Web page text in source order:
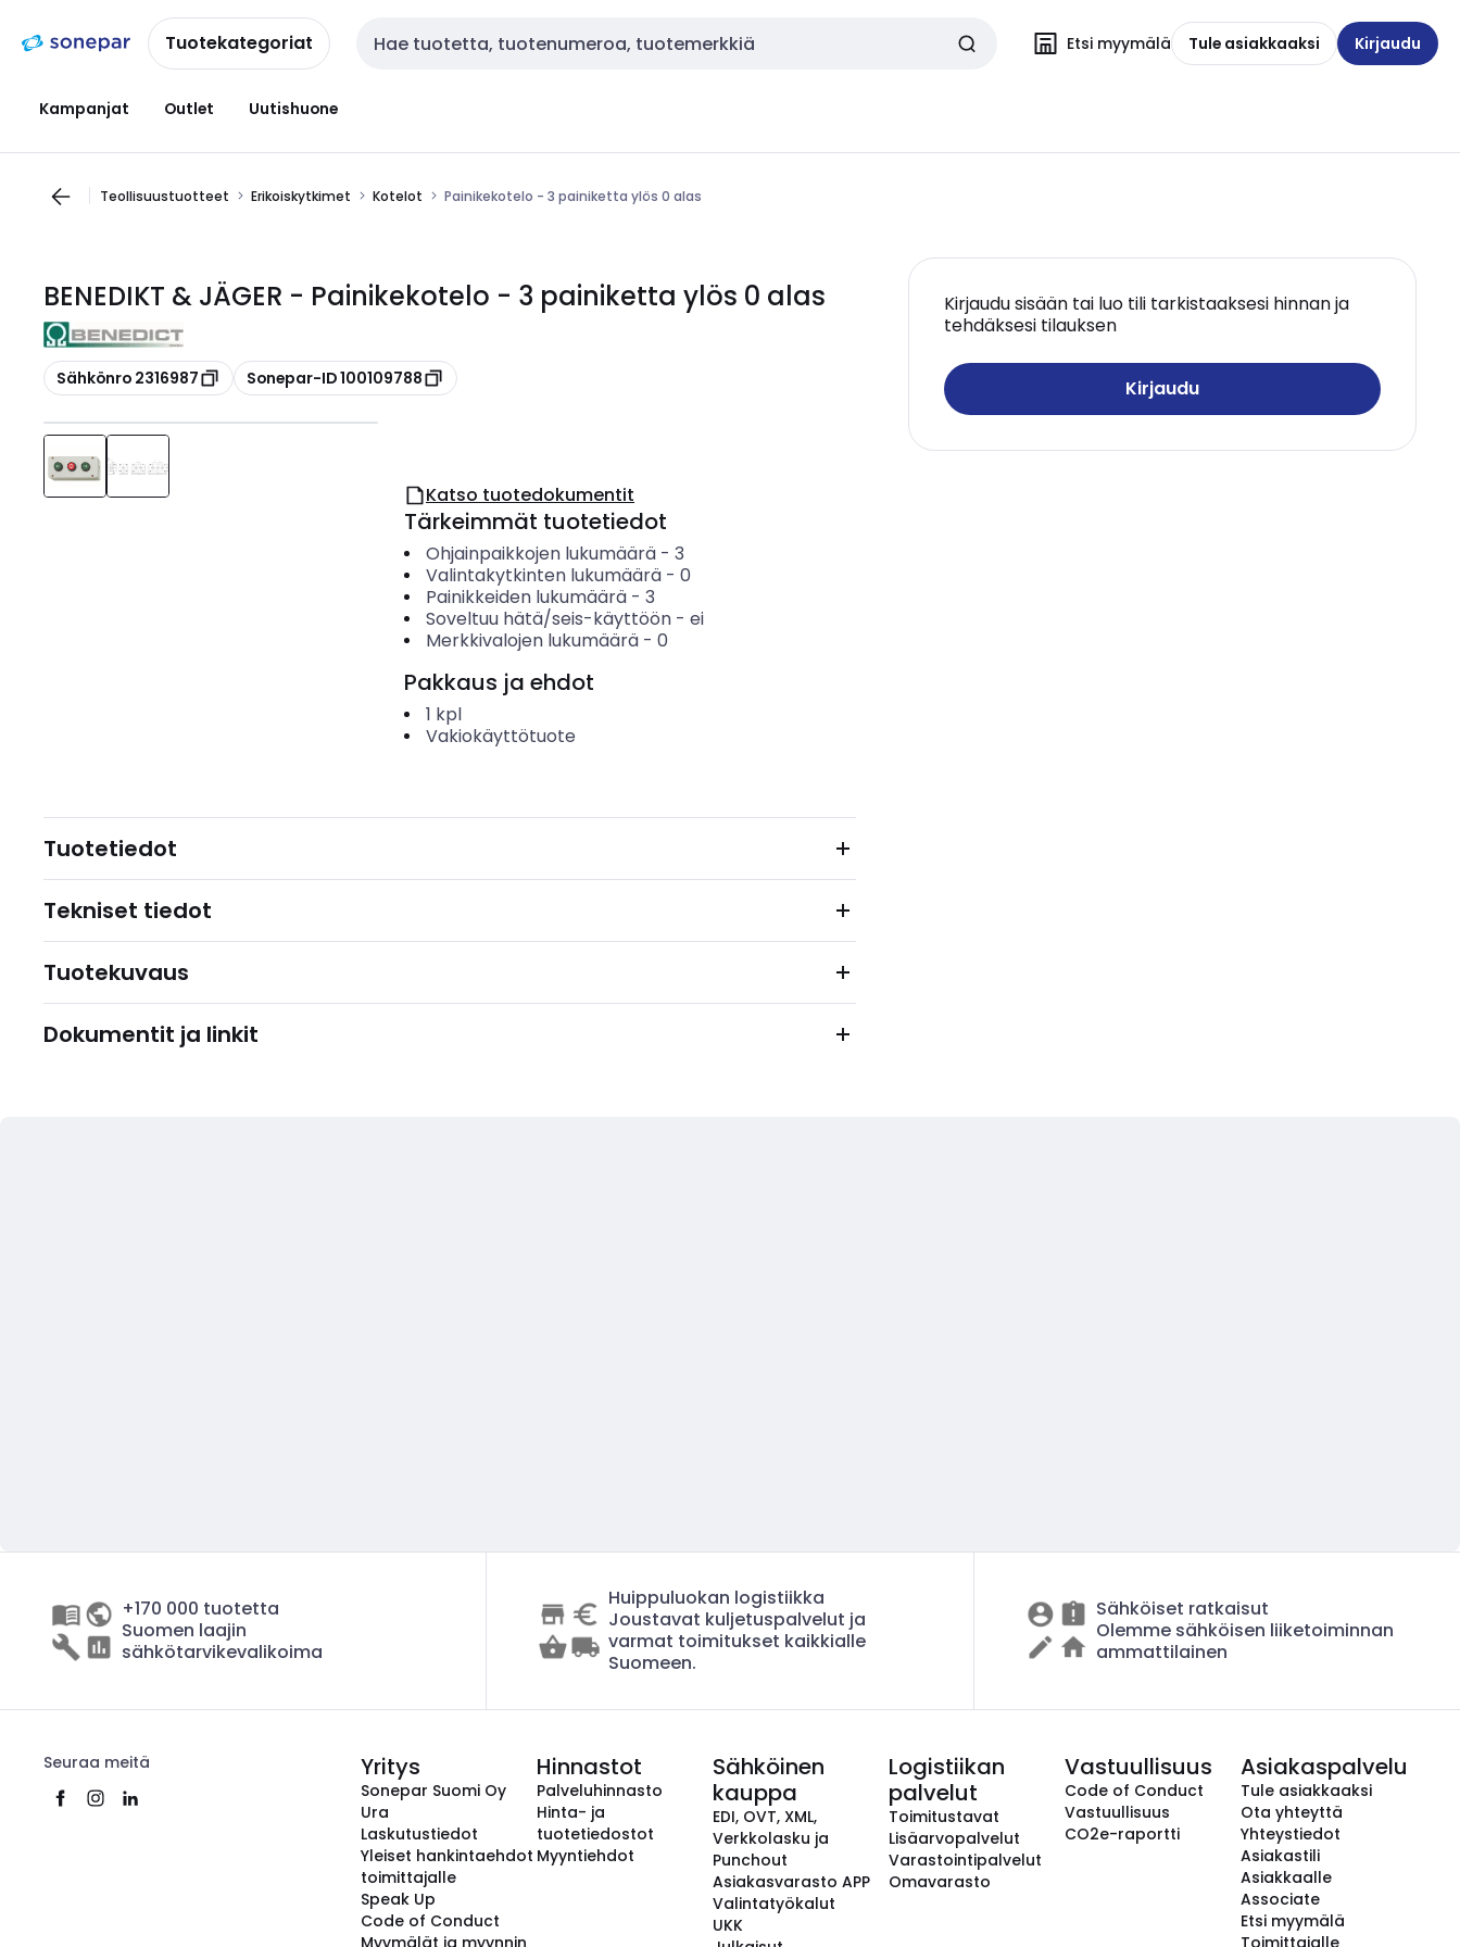
navigointiinsisältöönTuotekategoriat Haku Etsi myymälä Tule asiakkaaksi Kirjaudu
Kampanjat Outlet Uutishuone
Teollisuustuotteet Erikoiskytkimet Kotelot Painikekotelo - 3 painiketta ylös 0 alas
BENEDIKT & JÄGER - Painikekotelo - 3 painiketta ylös 0 alas
Kopioi
Sähkönro 2316987 Kopioi
Sonepar-ID 100109788
Kirjaudu sisään tai luo tili tarkistaaksesi hinnan ja
tehdäksesi tilauksen
Kirjaudu
Katso tuotedokumentit
Tärkeimmät tuotetiedot
Ohjainpaikkojen lukumäärä- 3
Valintakytkinten lukumäärä- 0
Painikkeiden lukumäärä- 3
Soveltuu hätä/seis-käyttöön- ei
Merkkivalojen lukumäärä- 0
Pakkaus ja ehdot
1 kpl
Vakiokäyttötuote
Tuotetiedot
Tekniset tiedot
Tuotekuvaus
Dokumentit ja linkit
+170 000 tuotetta
Suomen laajin
sähkötarvikevalikoima
Huippuluokan logistiikka
Joustavat kuljetuspalvelut ja
varmat toimitukset kaikkialle
Suomeen.
Sähköiset ratkaisut
Olemme sähköisen liiketoiminnan
ammattilainen
Seuraa meitä Yritys
Sonepar Suomi Oy
Ura
Laskutustiedot
Yleiset hankintaehdot
toimittajalle
Speak Up
Code of Conduct
Myymälät ja myynnin
Hinnastot
Palveluhinnasto
Hinta- ja
tuotetiedostot
Myyntiehdot
Sähköinen
kauppa
EDI, OVT, XML,
Verkkolasku ja
Punchout
Asiakasvarasto APP
Valintatyökalut
UKK
Logistiikan
palvelut
Toimitustavat
Lisäarvopalvelut
Varastointipalvelut
Omavarasto
Vastuullisuus
Code of Conduct
Vastuullisuus
CO2e-raportti
Asiakaspalvelu
Tule asiakkaaksi
Ota yhteyttä
Yhteystiedot
Asiakastili
Asiakkaalle
Associate
Etsi myymälä
Toimittajalle